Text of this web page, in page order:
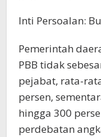
Inti Persoalan:
Pemerintah
PBB tidak
pejabat, rata-
persen,
hingga 300
perdebatan